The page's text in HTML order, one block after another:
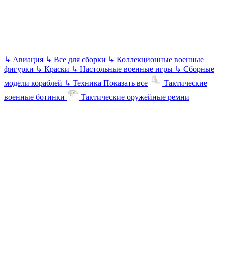
↳ Авиация ↳ Все для сборки ↳ Коллекционные военные
фигурки ↳ Краски ↳ Настольные военные игры ↳ Сборные
модели кораблей ↳ Техника Показать все
Тактические
военные ботинки
Тактические оружейные ремни